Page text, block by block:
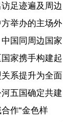
足迹遍及周边
举办的主场外
国同周边国家
家携手构建起
系提升为全面
五国确定共建
作“金色样